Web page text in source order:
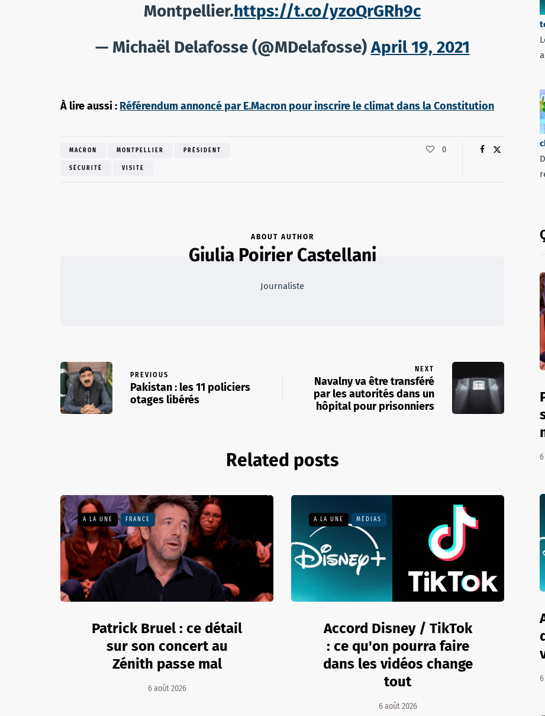
Montpellier.https://t.co/yzoQrGRh9c
— Michaël Delafosse (@MDelafosse) April 19, 2021
À lire aussi : Référendum annoncé par E.Macron pour inscrire le climat dans la Constitution
MACRON MONTPELLIER PRÉSIDENT
SÉCURITÉ VISITE
0
ABOUT AUTHOR
Giulia Poirier Castellani
Journaliste
PREVIOUS
Pakistan : les 11 policiers
otages libérés
NEXT
Navalny va être transféré
par les autorités dans un
hôpital pour prisonniers
Related posts
A LA UNE FRANCE
Patrick Bruel : ce détail
sur son concert au
Zénith passe mal
6 août 2026
A LA UNE MÉDIAS
Accord Disney / TikTok
: ce qu'on pourra faire
dans les vidéos change
tout
6 août 2026